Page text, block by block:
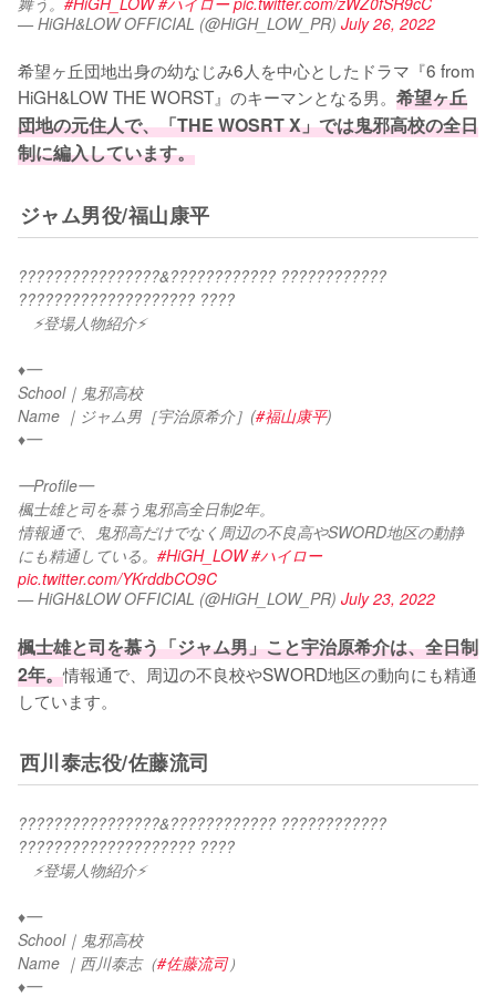
— HiGH&LOW OFFICIAL (@HiGH_LOW_PR) July 26, 2022
希望ヶ丘団地出身の幼なじみ6人を中心としたドラマ『6 from
HiGH&LOW THE WORST』のキーマンとなる男。 希望ヶ丘
団地の元住人で、「THE WOSRT X」では鬼邪高校の全日
制に編入しています。
ジャム男役/福山康平
????????????????&???????????? ????????????
???????????????????? ????
⚡登場人物紹介⚡
♦︎━
School｜鬼邪高校
Name ｜ジャム男［宇治原希介］(#福山康平)
♦︎━
━Profile━
楓士雄と司を慕う鬼邪高全日制2年。
情報通で、鬼邪高だけでなく周辺の不良高やSWORD地区の動静
にも精通している。 #HiGH_LOW #ハイロー
pic.twitter.com/YKrddbCO9C
— HiGH&LOW OFFICIAL (@HiGH_LOW_PR) July 23, 2022
楓士雄と司を慕う「ジャム男」こと宇治原希介は、全日制
2年。情報通で、周辺の不良校やSWORD地区の動向にも精通
しています。
西川泰志役/佐藤流司
????????????????&???????????? ????????????
???????????????????? ????
⚡登場人物紹介⚡
♦︎━
School｜鬼邪高校
Name ｜西川泰志（#佐藤流司）
♦︎━